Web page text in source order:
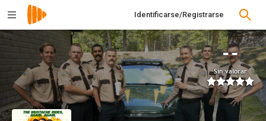
Identificarse/Registrarse
--
Sin valorar